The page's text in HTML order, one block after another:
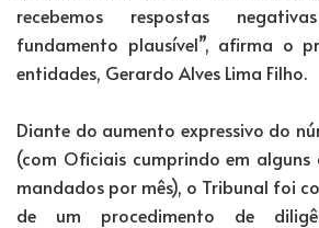
recebemos respostas
fundamento plausível”, afirma o
entidades, Gerardo Alves Lima Filho.
Diante do aumento expressivo do
(com Oficiais cumprindo em
mandados por mês), o Tribunal foi
de um procedimento de